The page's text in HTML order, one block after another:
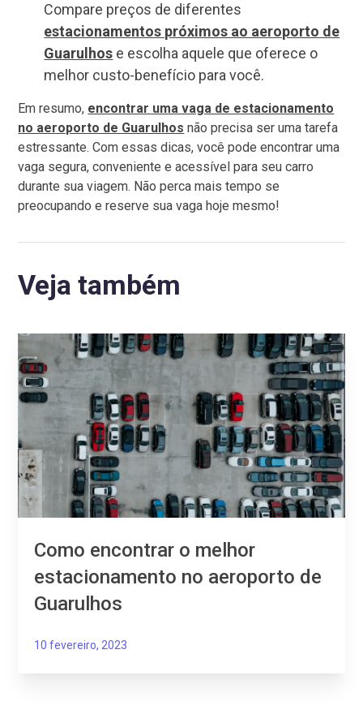
Compare preços de diferentes
estacionamentos próximos ao aeroporto de
Guarulhos e escolha aquele que oferece o
melhor custo-benefício para você.
Em resumo, encontrar uma vaga de estacionamento
no aeroporto de Guarulhos não precisa ser uma tarefa
estressante. Com essas dicas, você pode encontrar uma
vaga segura, conveniente e acessível para seu carro
durante sua viagem. Não perca mais tempo se
preocupando e reserve sua vaga hoje mesmo!
Veja também
Como encontrar o melhor
estacionamento no aeroporto de
Guarulhos
10 fevereiro, 2023